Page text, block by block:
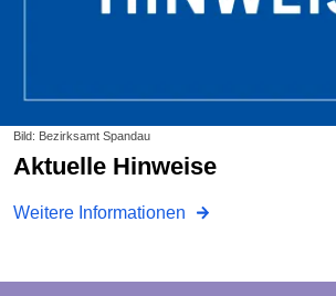
Bild: Bezirksamt Spandau
Aktuelle Hinweise
Weitere Informationen